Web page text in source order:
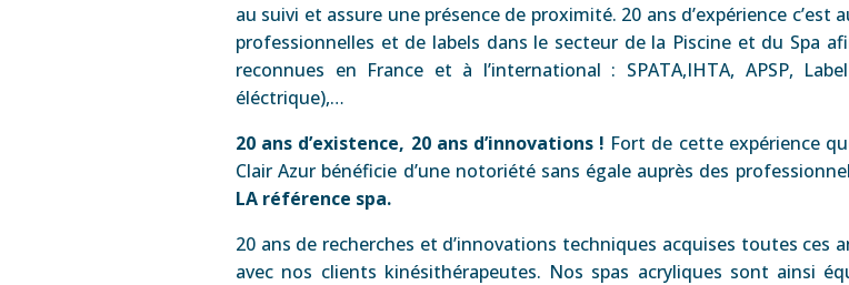
au suivi et assure une présence de proximité. 20 ans d’expérience c’est
professionnelles et de labels dans le secteur de la Piscine et du Spa
reconnues en France et à l’international : SPATA,IHTA, APSP,
éléctrique),…
20 ans d’existence, 20 ans d’innovations ! Fort de cette expérience
Clair Azur bénéficie d’une notoriété sans égale auprès des
LA référence spa.
20 ans de recherches et d’innovations techniques acquises toutes
avec nos clients kinésithérapeutes. Nos spas acryliques sont ainsi